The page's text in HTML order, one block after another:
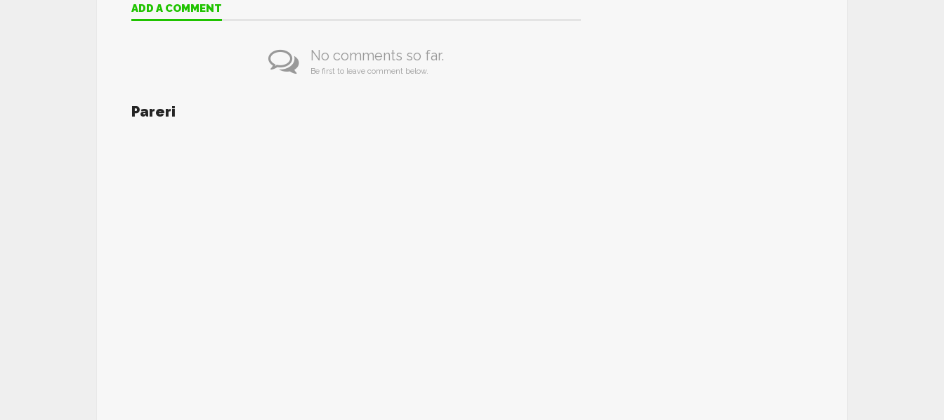
ADD A COMMENT
No comments so far.
Be first to leave comment below.
Pareri